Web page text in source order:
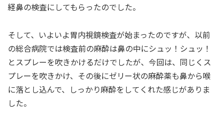
経鼻の検査にしてもらったのでした。
そして、いよいよ胃内視鏡検査が始まったのですが、以前
の総合病院では検査前の麻酔は鼻の中にシュッ！シュッ！
とスプレーを吹きかけるだけでしたが、今回は、同じくス
プレーを吹きかけ、その後にゼリー状の麻酔薬も鼻から喉
に落とし込んで、しっかり麻酔をしてくれた感じがありま
した。